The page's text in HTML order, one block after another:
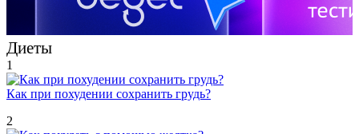
Диеты
1
Как при похудении сохранить грудь?
2